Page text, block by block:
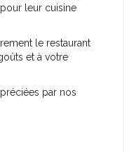
leur cuisine
le restaurant
et à votre
par nos